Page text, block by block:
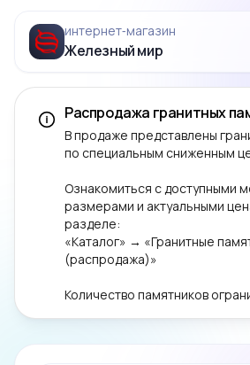
интернет‑магазин
Железный мир
Распродажа гранитных
В продаже представлены
по специальным сниженным
Ознакомиться с доступными
размерами и актуальными
разделе:
«Каталог» → «Гранитные
(распродажа)»
Количество памятников